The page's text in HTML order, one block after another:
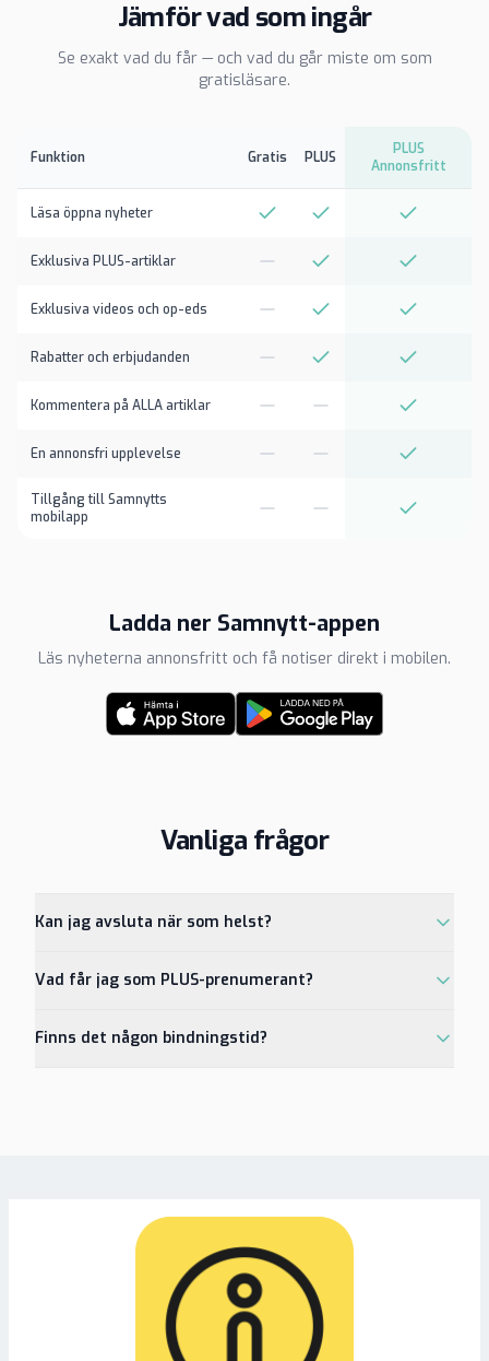
Jämför vad som ingår
Se exakt vad du får — och vad du går miste om som
gratisläsare.
Funktion Gratis PLUS
PLUS
Annonsfritt
Läsa öppna nyheter
Exklusiva PLUS-artiklar
Exklusiva videos och op-eds
Rabatter och erbjudanden
Kommentera på ALLA artiklar
En annonsfri upplevelse
Tillgång till Samnytts
mobilapp
Ladda ner Samnytt-appen
Läs nyheterna annonsfritt och få notiser direkt i mobilen.
Vanliga frågor
Kan jag avsluta när som helst?
Vad får jag som PLUS-prenumerant?
Finns det någon bindningstid?